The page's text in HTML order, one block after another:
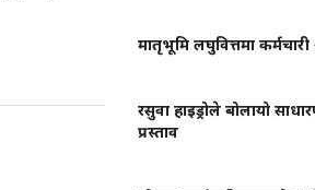
मातृभूमि लघुवित्तमा
रसुवा हाइड्रोले बोलायो
प्रस्ताव